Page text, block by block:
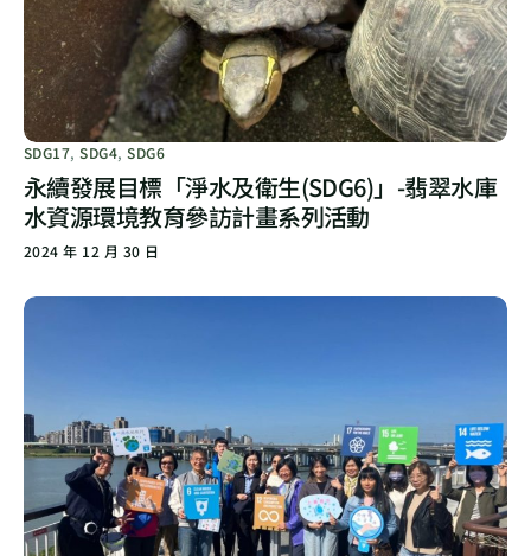
SDG17,SDG4,SDG6
永續發展目標「淨水及衛生(SDG6)」-翡翠水庫
水資源環境教育參訪計畫系列活動
2024 年 12 月 30 日